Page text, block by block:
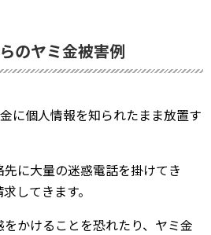
のヤミ金被害例
に個人情報を知られたまま放置す
に大量の迷惑電話を掛けてき
してきます。
かけることを恐れたり、ヤミ金